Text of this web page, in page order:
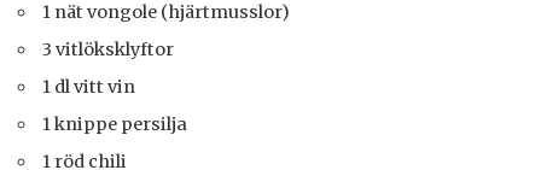
1 nät vongole (hjärtmusslor)
3 vitlöksklyftor
1 dl vitt vin
1 knippe persilja
1 röd chili